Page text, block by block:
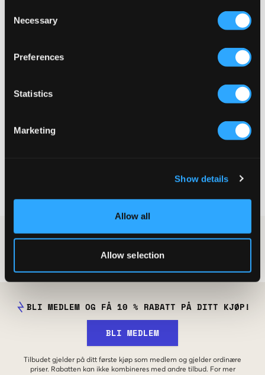
Selection
Necessary
Preferences
Statistics
Marketing
Show details
Allow all
Allow selection
Jente Strømper & Sokker
Strømper & Sokker til jente
BLI MEDLEM OG FÅ 10 % RABATT PÅ DITT KJØP!
BLI MEDLEM
Tilbudet gjelder på ditt første kjøp som medlem og gjelder ordinære
priser. Rabatten kan ikke kombineres med andre tilbud. For mer